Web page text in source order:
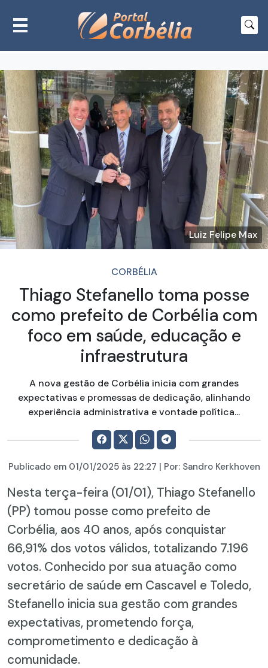
Luiz Felipe Max
CORBÉLIA
Thiago Stefanello toma posse
como prefeito de Corbélia com
foco em saúde, educação e
infraestrutura
A nova gestão de Corbélia inicia com grandes
expectativas e promessas de dedicação, alinhando
experiência administrativa e vontade política...
Publicado em 01/01/2025às 22:27 | Por: Sandro Kerkhoven
Nesta terça-feira (01/01), Thiago Stefanello
(PP) tomou posse como prefeito de
Corbélia, aos 40 anos, após conquistar
66,91% dos votos válidos, totalizando 7.196
votos. Conhecido por sua atuação como
secretário de saúde em Cascavel e Toledo,
Stefanello inicia sua gestão com grandes
expectativas, prometendo força,
comprometimento e dedicação à
comunidade.